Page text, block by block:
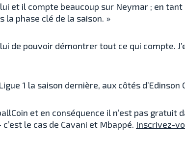
et il compte beaucoup sur Neymar ; en
la phase clé de la saison. »
de pouvoir démontrer tout ce qui compte.
1 la saison dernière, aux côtés d’Edinson
et en conséquence il n’est pas
le cas de Cavani et Mbappé. Inscrivez-